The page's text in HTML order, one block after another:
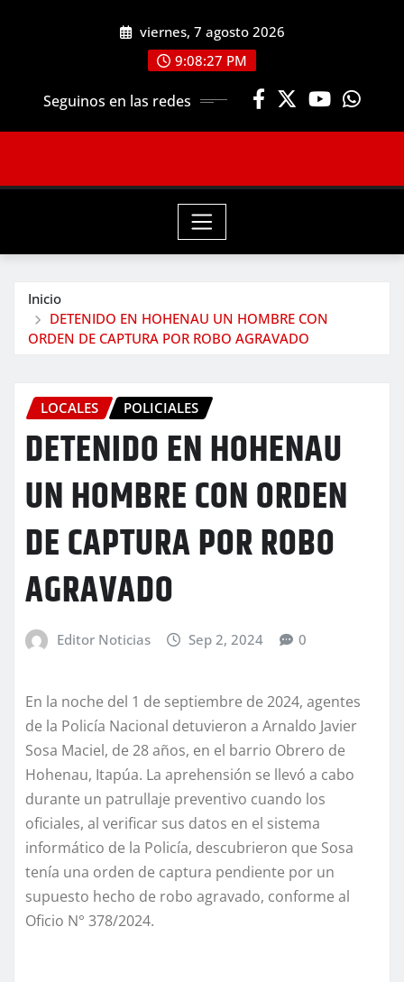
viernes, 7 agosto 2026
9:08:28 PM
Seguinos en las redes
Inicio
DETENIDO EN HOHENAU UN HOMBRE CON
ORDEN DE CAPTURA POR ROBO AGRAVADO
LOCALES POLICIALES
DETENIDO EN HOHENAU
UN HOMBRE CON ORDEN
DE CAPTURA POR ROBO
AGRAVADO
Editor Noticias Sep 2, 2024 0
En la noche del 1 de septiembre de 2024, agentes
de la Policía Nacional detuvieron a Arnaldo Javier
Sosa Maciel, de 28 años, en el barrio Obrero de
Hohenau, Itapúa. La aprehensión se llevó a cabo
durante un patrullaje preventivo cuando los
oficiales, al verificar sus datos en el sistema
informático de la Policía, descubrieron que Sosa
tenía una orden de captura pendiente por un
supuesto hecho de robo agravado, conforme al
Oficio N° 378/2024.